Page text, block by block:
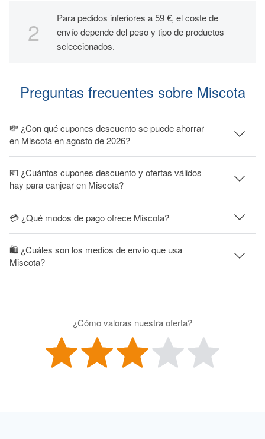
Para pedidos inferiores a 59 €, el coste de
envío depende del peso y tipo de productos
seleccionados.
Preguntas frecuentes sobre Miscota
💸 ¿Con qué cupones descuento se puede ahorrar
en Miscota en agosto de 2026?
💶 ¿Cuántos cupones descuento y ofertas válidos
hay para canjear en Miscota?
💳 ¿Qué modos de pago ofrece Miscota?
🛍 ¿Cuáles son los medios de envío que usa
Miscota?
¿Cómo valoras nuestra oferta?